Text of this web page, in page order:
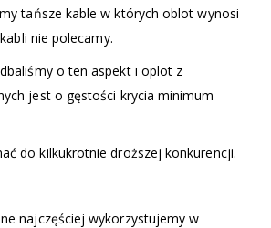
tańsze kable w których oblot wynosi
nie polecamy.
o ten aspekt i oplot z
jest o gęstości krycia minimum
do kilkukrotnie droższej konkurencji.
najczęściej wykorzystujemy w